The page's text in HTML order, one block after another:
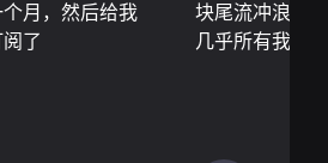
月，然后给我
了
块尾流冲浪板
几乎所有我需